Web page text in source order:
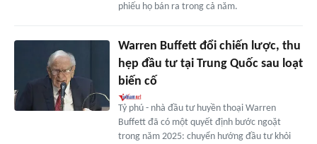
phiếu họ bán ra trong cả năm.
Warren Buffett đổi chiến lược, thu
hẹp đầu tư tại Trung Quốc sau loạt
biến cố
Tỷ phú - nhà đầu tư huyền thoại Warren
Buffett đã có một quyết định bước ngoặt
trong năm 2025: chuyển hướng đầu tư khỏi